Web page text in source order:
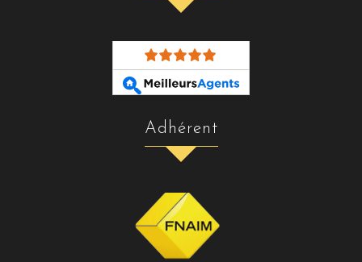
adhérent